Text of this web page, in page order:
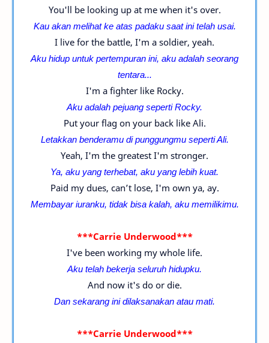
You'll be looking up at me when it's over.
Kau akan melihat ke atas padaku saat ini telah usai.
I live for the battle, I'm a soldier, yeah.
Aku hidup untuk pertempuran ini, aku adalah seorang
tentara...
I'm a fighter like Rocky.
Aku adalah pejuang seperti Rocky.
Put your flag on your back like Ali.
Letakkan benderamu di punggungmu seperti Ali.
Yeah, I'm the greatest I'm stronger.
Ya, aku yang terhebat, aku yang lebih kuat.
Paid my dues, can’t lose, I'm own ya, ay.
Membayar iuranku, tidak bisa kalah, aku memilikimu.
***Carrie Underwood***
I've been working my whole life.
Aku telah bekerja seluruh hidupku.
And now it's do or die.
Dan sekarang ini dilaksanakan atau mati.
***Carrie Underwood***